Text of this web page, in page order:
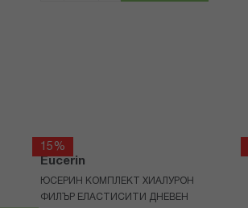
15%
Eucerin
ЮСЕРИН КОМПЛЕКТ ХИАЛУРОН
ФИЛЪР ЕЛАСТИСИТИ ДНЕВЕН